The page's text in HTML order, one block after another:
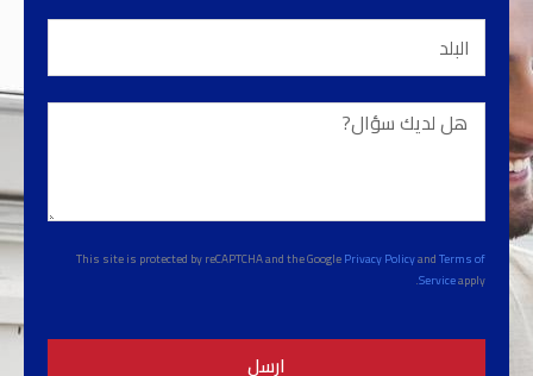
البلد
هل
This site is protected by reCAPTCHA and the GooglePrivacy PolicyandTerms of
Serviceapply.
ارسل